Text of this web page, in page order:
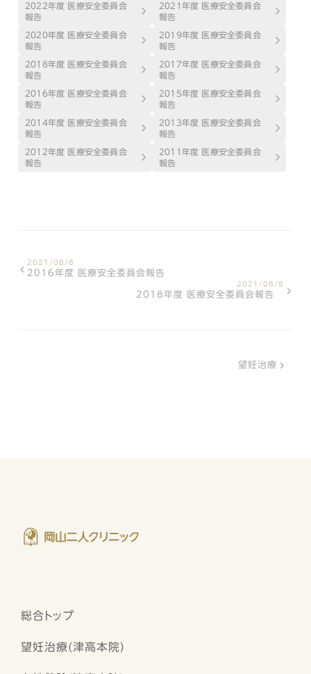
2022年度 医療安全委員会
報告
2021年度 医療安全委員会
報告
2020年度 医療安全委員会
報告
2019年度 医療安全委員会
報告
2018年度 医療安全委員会
報告
2017年度 医療安全委員会
報告
2016年度 医療安全委員会
報告
2015年度 医療安全委員会
報告
2014年度 医療安全委員会
報告
2013年度 医療安全委員会
報告
2012年度 医療安全委員会
報告
2011年度 医療安全委員会
報告
2021/08/8
2016年度 医療安全委員会報告
2021/08/8
2018年度 医療安全委員会報告
望妊治療
総合トップ
望妊治療(津高本院)